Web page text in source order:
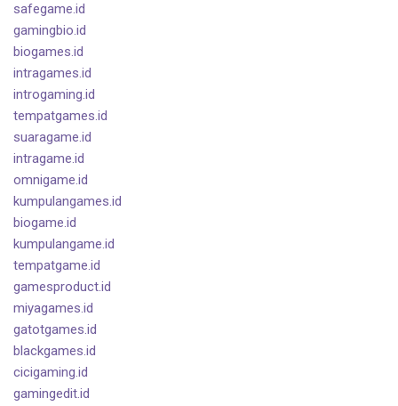
safegame.id
gamingbio.id
biogames.id
intragames.id
introgaming.id
tempatgames.id
suaragame.id
intragame.id
omnigame.id
kumpulangames.id
biogame.id
kumpulangame.id
tempatgame.id
gamesproduct.id
miyagames.id
gatotgames.id
blackgames.id
cicigaming.id
gamingedit.id